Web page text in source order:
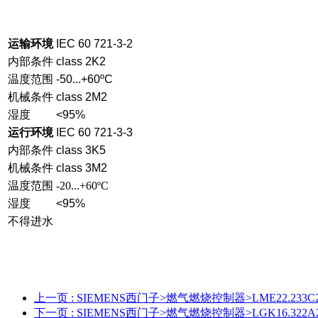
运输环境 IEC 60 721-3-2
内部条件 class 2K2
温度范围 -50...+60ºC
机械条件 class 2M2
湿度
<95%
运行环境 IEC 60 721-3-3
内部条件 class 3K5
机械条件 class 3M2
温度范围 -20...+60ºC
湿度
<95%
不得进水
上一页 : SIEMENS西门子>燃气燃烧控制器
下一页 : SIEMENS西门子>燃气燃烧控制器